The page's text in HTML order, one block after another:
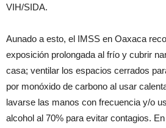
VIH/SIDA.
Aunado a esto, el IMSS en Oaxaca
exposición prolongada al frío y cubrir
casa; ventilar los espacios cerrados
por monóxido de carbono al usar
lavarse las manos con frecuencia y/o
alcohol al 70% para evitar contagios.